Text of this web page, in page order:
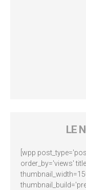
LE
[wpp
order_by='views'